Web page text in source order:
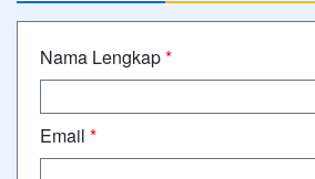
Nama Lengkap*
Email *